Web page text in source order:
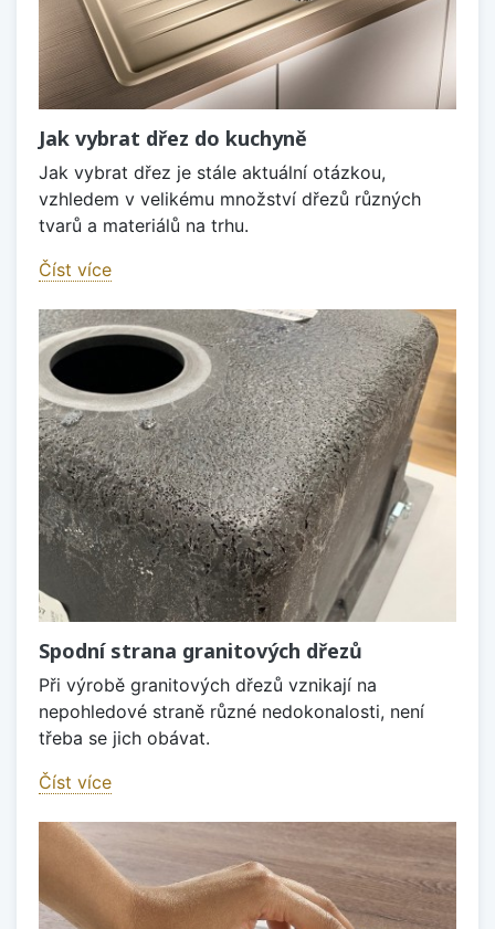
Jak vybrat dřez do kuchyně
Jak vybrat dřez je stále aktuální otázkou,
vzhledem v velikému množství dřezů různých
tvarů a materiálů na trhu.
Číst více
Spodní strana granitových dřezů
Při výrobě granitových dřezů vznikají na
nepohledové straně různé nedokonalosti, není
třeba se jich obávat.
Číst více